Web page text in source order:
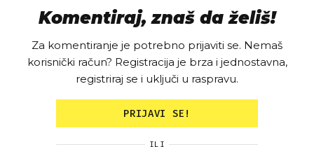
Komentiraj, znaš da želiš!
Za komentiranje je potrebno prijaviti se. Nemaš
korisnički račun? Registracija je brza i jednostavna,
registriraj se i uključi u raspravu.
PRIJAVI SE!
ILI